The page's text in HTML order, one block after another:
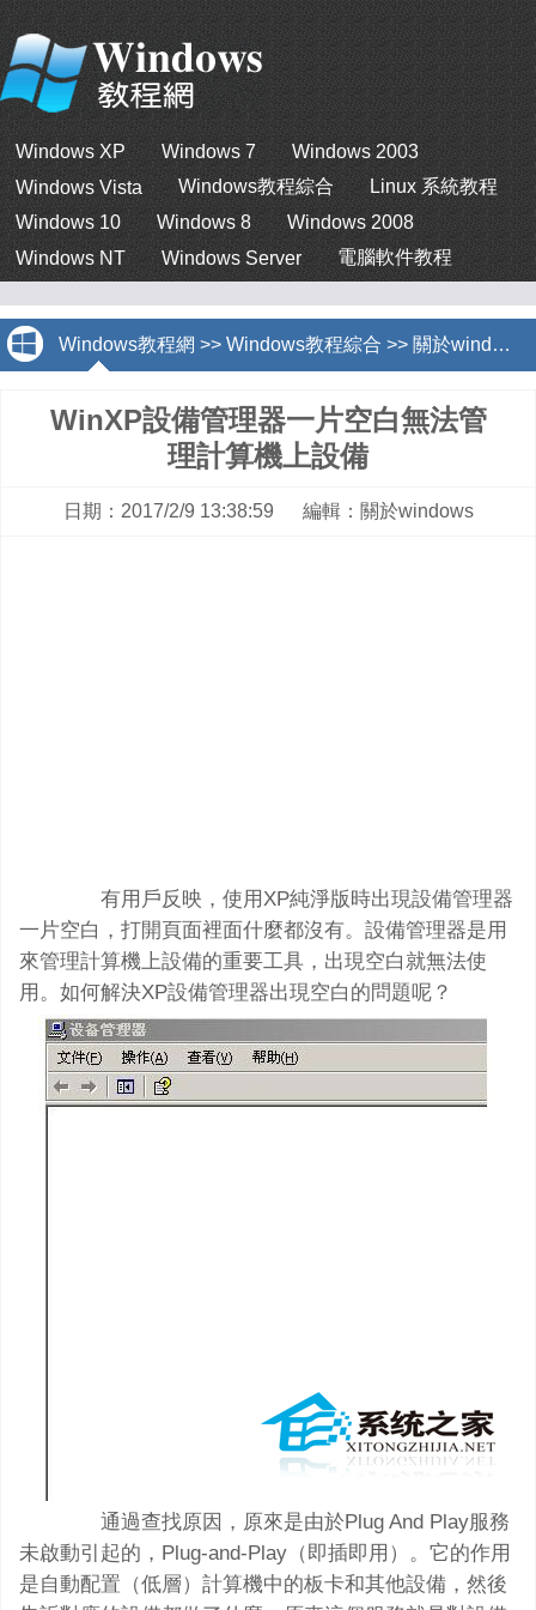
Windows XP Windows 7
Windows 2003
Windows Vista
Windows教程綜合
Linux 系統教程
Windows 10
Windows 8
Windows 2008
Windows NT
Windows Server 電腦軟件教程
Windows教程網 >> Windows教程綜合 >> 關於windows
WinXP設備管理器一片空白無法管
理計算機上設備
日期：2017/2/9 13:38:59 編輯：關於windows
有用戶反映，使用XP純淨版時出現設備管理器
一片空白，打開頁面裡面什麼都沒有。設備管理器是用
來管理計算機上設備的重要工具，出現空白就無法使
用。如何解決XP設備管理器出現空白的問題呢？
通過查找原因，原來是由於Plug And Play服務
未啟動引起的，Plug-and-Play（即插即用）。它的作用
是自動配置（低層）計算機中的板卡和其他設備，然後